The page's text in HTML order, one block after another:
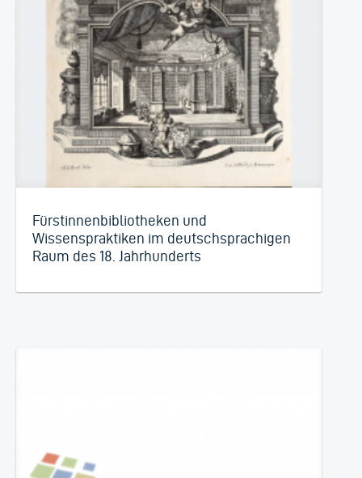
Fürstinnenbibliotheken und
Wissenspraktiken im deutschsprachigen
Raum des 18. Jahrhunderts